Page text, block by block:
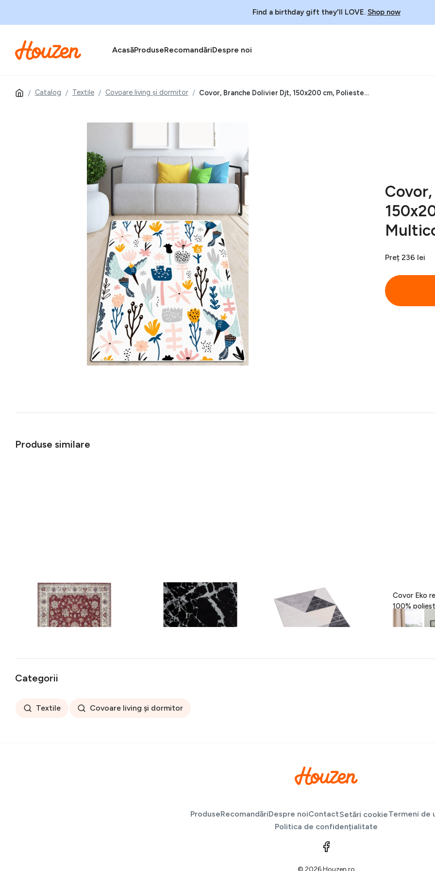
Find a birthday gift they'll LOVE. Shop now
AcasăProduseRecomandăriDespre noi
Catalog Textile Covoare living și dormitor Covor, Branche Dolivier Djt, 150x200 cm, Poliester, Multicolor
Preț 236 lei
Produse similare
Covor rezistent Eko, ALT 05 - Red,
Ivory, 100% poliester, 80 x 150 cm
Covor rezistent SM 21 - Black,
Silver XW, 80x300 cm
441 lei
Covor Eva, Heinner, 160 x 230 cm,
100% poliester, gri
189 lei
Covor Eko
418 lei
Categorii
Textile Covoare living și dormitor
ProduseRecomandăriDespre noiContactSetări cookieTermeni de
Politica de confidențialitate